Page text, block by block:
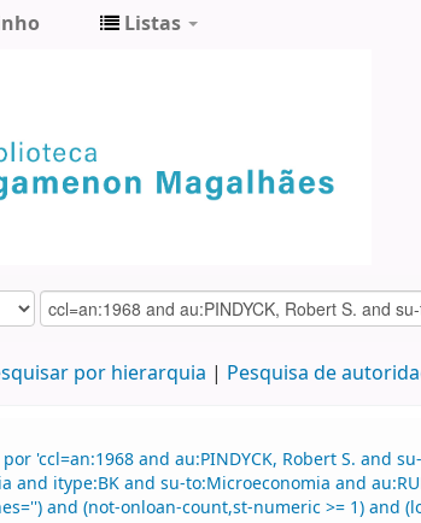
Listas
por hierarquia Pesquisa de
'ccl=an:1968 and au:PINDYCK, Robert S. and
and itype:BK and su-to:Microeconomia and
and (not-onloan-count,st-numeric >= 1) and